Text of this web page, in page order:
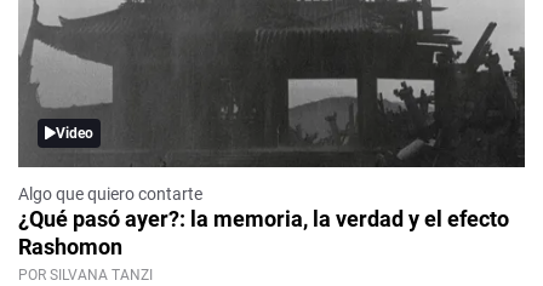
Video
Algo que quiero contarte
¿Qué pasó ayer?: la memoria, la verdad y el efecto
Rashomon
POR SILVANA TANZI